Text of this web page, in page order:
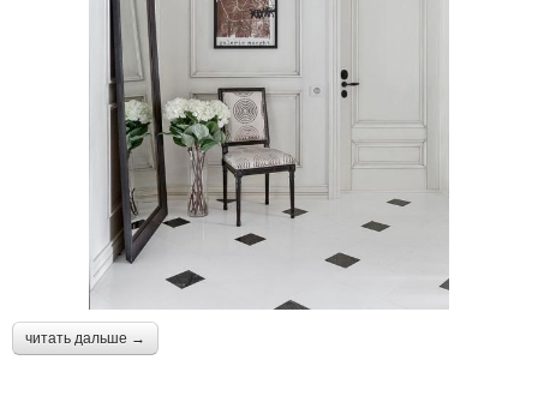
читать дальше →